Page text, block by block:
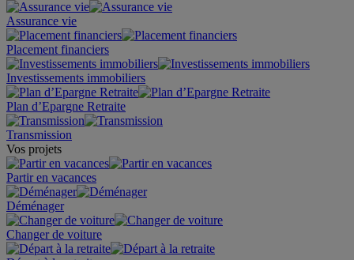
Assurance vie
Placement financiers
Investissements immobiliers
Plan d’Epargne Retraite
Transmission
Vos projets
Partir en vacances
Déménager
Changer de voiture